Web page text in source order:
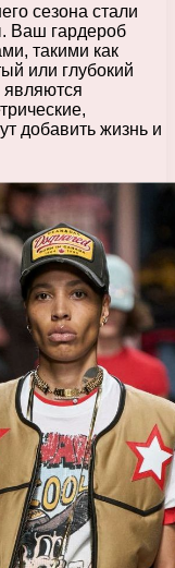
сезона стали
Ваш гардероб
такими как
или глубокий
являются
добавить жизнь и